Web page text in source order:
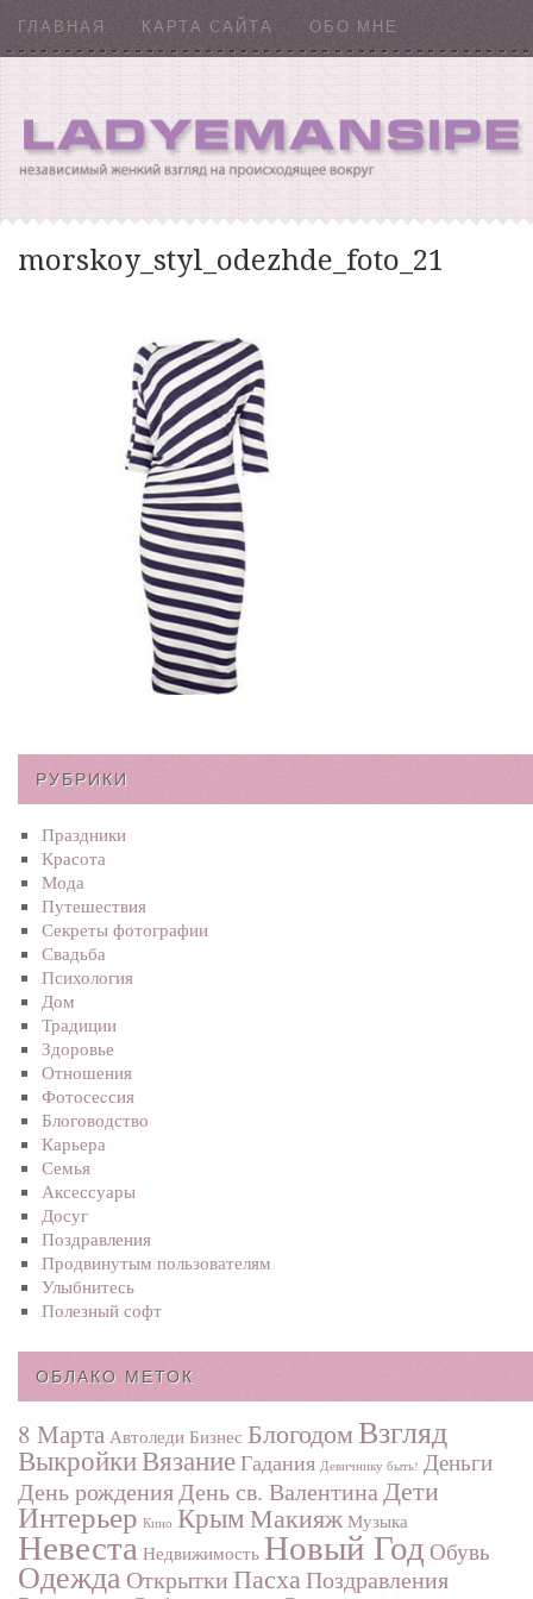
ГЛАВНАЯ КАРТА САЙТА ОБО МНЕ
morskoy_styl_odezhde_foto_21
РУБРИКИ
Праздники
Красота
Мода
Путешествия
Секреты фотографии
Свадьба
Психология
Дом
Традиции
Здоровье
Отношения
Фотосеcсия
Блоговодство
Карьера
Семья
Аксессуары
Досуг
Поздравления
Продвинутым пользователям
Улыбнитесь
Полезный софт
ОБЛАКО МЕТОК
8 Марта Автоледи Бизнес БлогодомВзгляд
ВыкройкиВязаниеГадания Девичнику быть! Деньги
День рожденияДень св. ВалентинаДети
Интерьер Кино КрымМакияж Музыка
Невеста Недвижимость Новый Год Обувь
Одежда ОткрыткиПасхаПоздравления